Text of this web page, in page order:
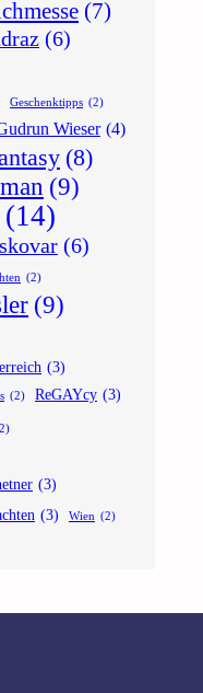
(7)
(6)
Geschenktipps (2)
Wieser (4)
(8)
(9)
(14)
(6)
(2)
(9)
(3)
(2) ReGAYcy (3)
(3)
(3) Wien (2)